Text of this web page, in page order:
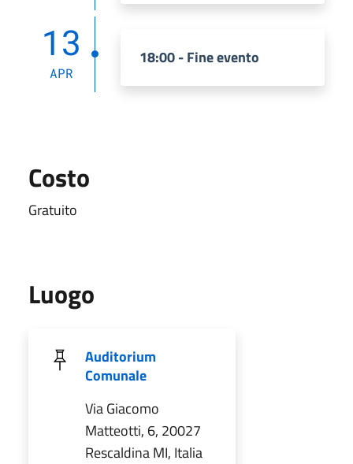
13
APR
18:00 - Fine evento
Costo
Gratuito
Luogo
Auditorium
Comunale
Via Giacomo
Matteotti, 6, 20027
Rescaldina MI, Italia